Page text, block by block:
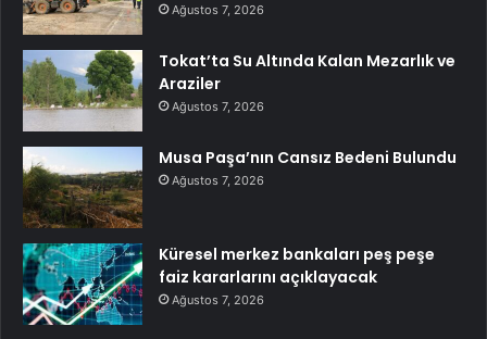
Ağustos 7, 2026
Tokat’ta Su Altında Kalan Mezarlık ve
Araziler
Ağustos 7, 2026
Musa Paşa’nın Cansız Bedeni Bulundu
Ağustos 7, 2026
Küresel merkez bankaları peş peşe
faiz kararlarını açıklayacak
Ağustos 7, 2026